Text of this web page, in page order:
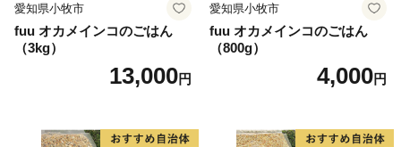
愛知県小牧市
fuu オカメインコのごはん
（3kg）
13,000円
愛知県小牧市
fuu オカメインコのごはん
（800g）
4,000円